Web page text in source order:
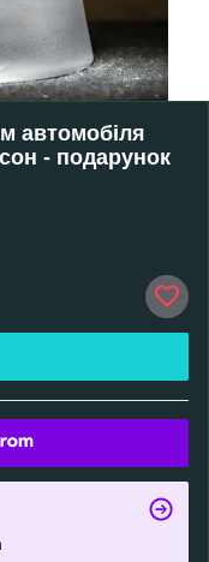
автомобіля
- подарунок